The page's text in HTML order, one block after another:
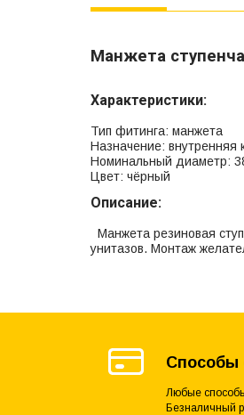
Манжета
Характеристики:
Тип фитинга: манжета
Назначение: внутренняя
Номинальный диаметр:
Цвет: чёрный
Описание:
Манжета резиновая
унитазов. Монтаж
Способы
Любые
Безналичный